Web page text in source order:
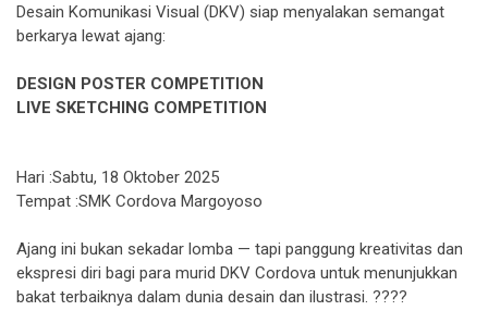
Desain Komunikasi Visual (DKV) siap menyalakan semangat
berkarya lewat ajang:
DESIGN POSTER COMPETITION
LIVE SKETCHING COMPETITION
Hari :Sabtu, 18 Oktober 2025
Tempat :SMK Cordova Margoyoso
Ajang ini bukan sekadar lomba — tapi panggung kreativitas dan
ekspresi diri bagi para murid DKV Cordova untuk menunjukkan
bakat terbaiknya dalam dunia desain dan ilustrasi. ????️